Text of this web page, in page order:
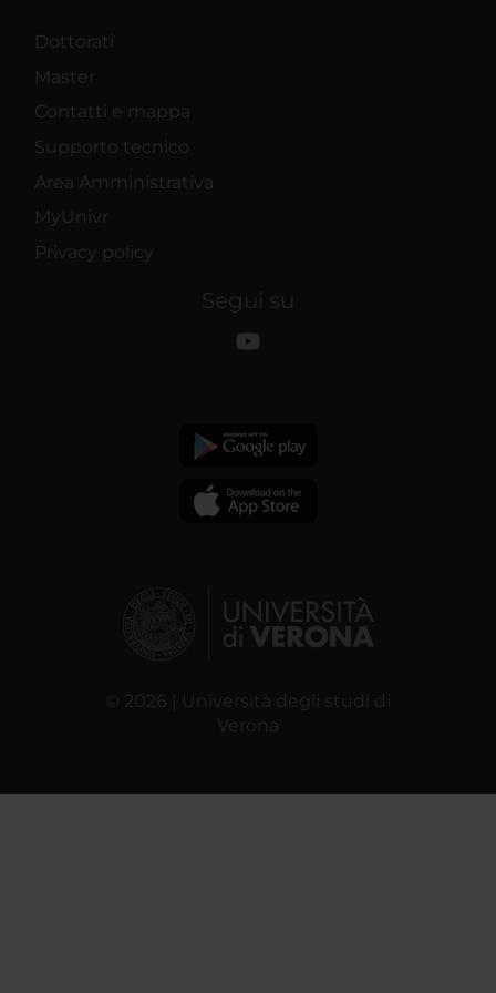
Dottorati
Master
Contatti e mappa
Supporto tecnico
Area Amministrativa
MyUnivr
Privacy policy
Segui su
© 2026 | Università degli studi di
Verona